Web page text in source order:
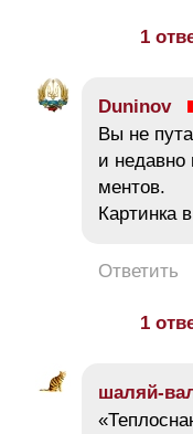
1
Duninov
Вы не
и
ментов.
Картинка
Ответить
1
шаляй-